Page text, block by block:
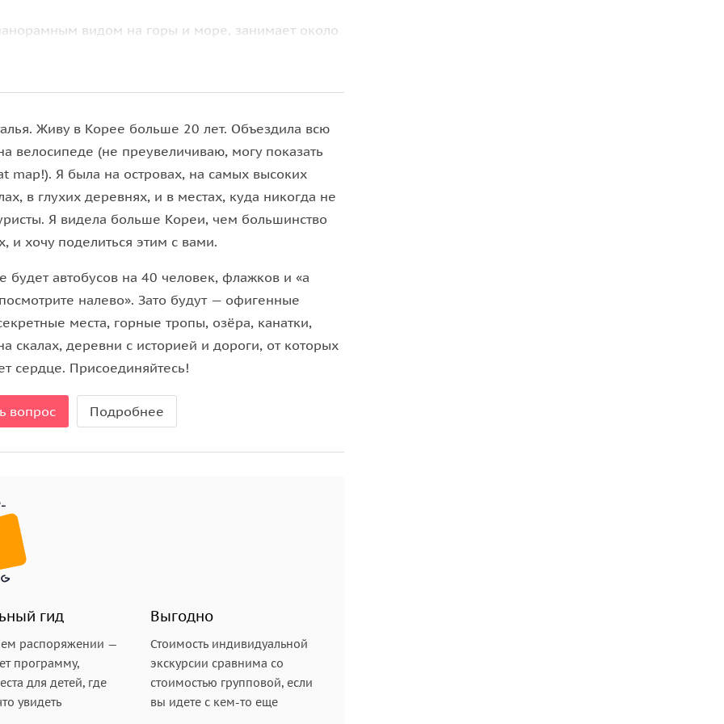
видом на горы и море, занимает около
и смотровой площадке с видом на храм
вдоль горного ручья среди сосен и каменных
гор, символ духовной стороны Сораксана;
свежие морепродукты и попробовать их на
кафе и атмосферой корейского прибрежного
Живу в Корее больше 20 лет. Объездила всю
велосипеде (не преувеличиваю, могу показать
map!). Я была на островах, на самых высоких
в глухих деревнях, и в местах, куда никогда не
Я видела больше Кореи, чем большинство
и хочу поделиться этим с вами.
будет автобусов на 40 человек, флажков и «а
налево». Зато будут — офигенные
места, горные тропы, озёра, канатки,
скалах, деревни с историей и дороги, от которых
сердце. Присоединяйтесь!
вопрос Подробнее
гид
распоряжении —
программу,
для детей, где
увидеть
Выгодно
Стоимость индивидуальной
экскурсии сравнима со
стоимостью групповой, если
вы идете с кем-то еще